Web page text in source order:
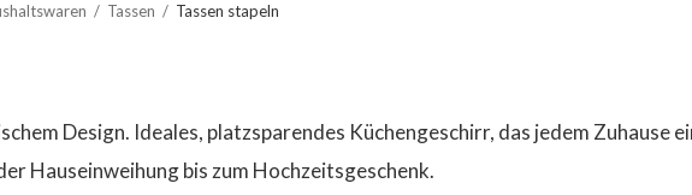
Tassen Tassen stapeln
Design. Ideales, platzsparendes Küchengeschirr, das jedem Zuhause
Hauseinweihung bis zum Hochzeitsgeschenk.